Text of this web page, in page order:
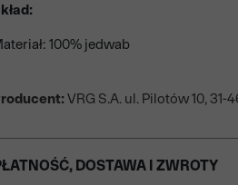
100% jedwab
VRG S.A. ul. Pilotów 10,
DOSTAWA I ZWROTY